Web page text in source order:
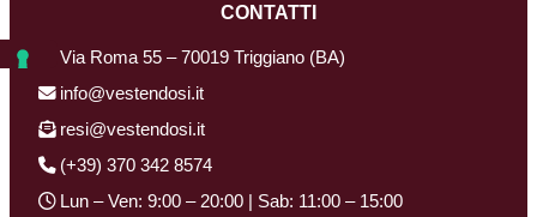
CONTATTI
Via Roma 55 – 70019 Triggiano (BA)
info@vestendosi.it
resi@vestendosi.it
(+39) 370 342 8574
Lun – Ven: 9:00 – 20:00 | Sab: 11:00 – 15:00